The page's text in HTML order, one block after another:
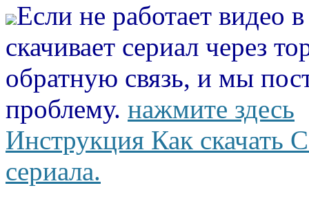
Если не работает видео
скачивает сериал через
обратную связь, и мы
проблему. нажмите здесь
Инструкция Как скачать
сериала.